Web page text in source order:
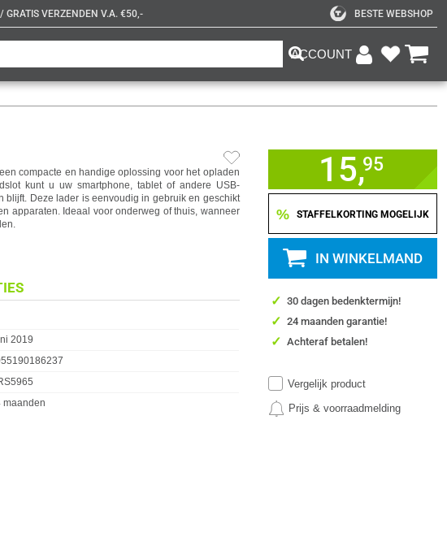
GRATIS VERZENDEN V.A. €50,- BESTE WEBSHOP
ACCOUNT
compacte en handige oplossing voor het opladen
kunt u uw smartphone, tablet of andere USB-
blijft. Deze lader is eenvoudig in gebruik en geschikt
apparaten. Ideaal voor onderweg of thuis, wanneer
2019
maanden
15,95
% STAFFELKORTING MOGELIJK
IN WINKELMAND
✓ 30 dagen bedenktermijn!
✓ 24 maanden garantie!
✓ Achteraf betalen!
Vergelijk product
Prijs & voorraadmelding